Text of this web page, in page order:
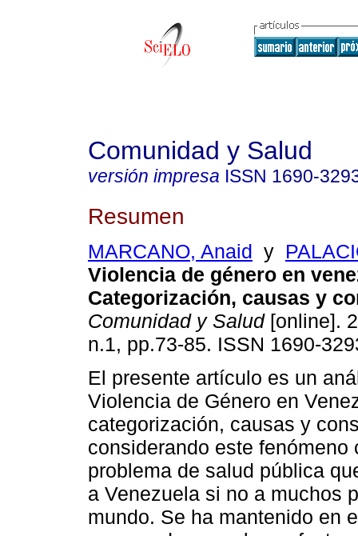
Comunidad y Salud
versión impresa ISSN 1690-
Resumen
MARCANO, Anaid y
Violencia de género en
Categorización, causas y
Comunidad y Salud[online].
n.1, pp.73-85. ISSN 1690-
El presente artículo es un
Violencia de Género en
categorización, causas y
considerando este fenómeno
problema de salud pública
a Venezuela si no a muchos
mundo. Se ha mantenido en